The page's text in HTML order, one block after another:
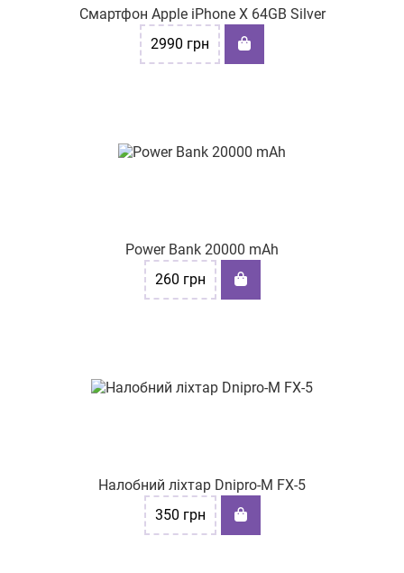
Смартфон Apple iPhone X 64GB Silver
2990 грн
Power Bank 20000 mAh
260 грн
Налобний ліхтар Dnipro-M FX-5
350 грн